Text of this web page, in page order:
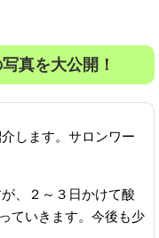
真を大公開！
します。サロンワー
、２～３日かけて酸
ていきます。今後も少